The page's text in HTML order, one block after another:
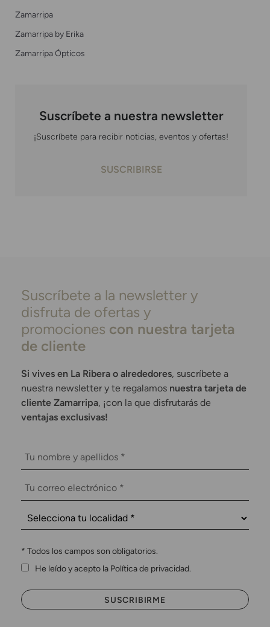
Zamarripa
Zamarripa by Erika
Zamarripa Ópticos
Suscríbete a nuestra newsletter
¡Suscríbete para recibir noticias, eventos y ofertas!
SUSCRIBIRSE
Suscríbete a la newsletter y
disfruta de ofertas y
promociones con nuestra tarjeta
de cliente
Si vives en La Ribera o alrededores, suscríbete a
nuestra newsletter y te regalamos nuestra tarjeta de
cliente Zamarripa, ¡con la que disfrutarás de
ventajas exclusivas!
* Todos los campos son obligatorios.
He leído y acepto la Política de privacidad.